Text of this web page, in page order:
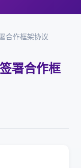
合作框架协议
署合作框